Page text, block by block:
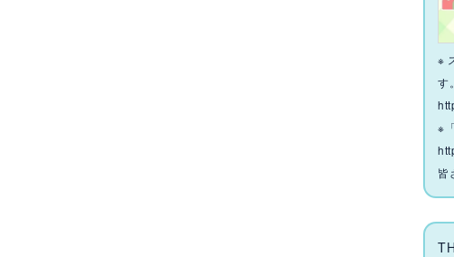
※
す
※
皆